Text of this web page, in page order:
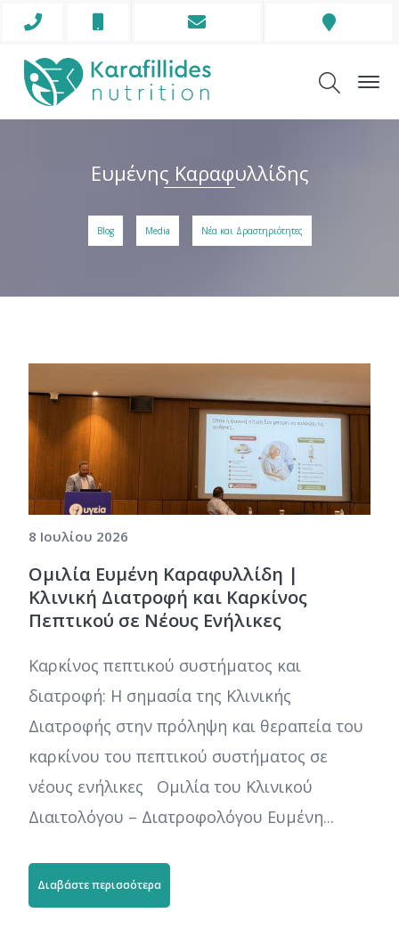
Phone
Envelope
Address
Ευμένης Καραφυλλίδης
Blog Media Νέα και Δραστηριότητες
8 Ιουλίου 2026
Ομιλία Ευμένη Καραφυλλίδη |
Κλινική Διατροφή και Καρκίνος
Πεπτικού σε Νέους Ενήλικες
Καρκίνος πεπτικού συστήματος και
διατροφή: Η σημασία της Κλινικής
Διατροφής στην πρόληψη και θεραπεία του
καρκίνου του πεπτικού συστήματος σε
νέους ενήλικες Ομιλία του Κλινικού
Διαιτολόγου – Διατροφολόγου Ευμένη...
Διαβάστε περισσότερα